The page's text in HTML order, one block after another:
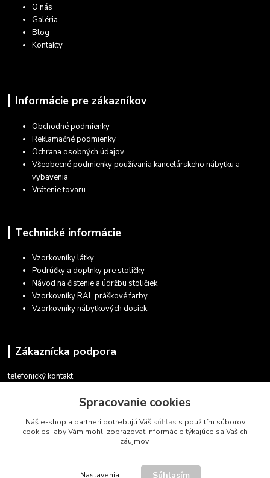
O nás
Galéria
Blog
Kontakty
Informácie pre zákazníkov
Obchodné podmienky
Reklamačné podmienky
Ochrana osobných údajov
Všeobecné podmienky používania kancelárskeho nábytku a
vybavenia
Vrátenie tovaru
Technické informácie
Vzorkovníky látky
Podrúčky a doplnky pre stoličky
Návod na čistenie a údržbu stoličiek
Vzorkovníky RAL práškové farby
Vzorkovníky nábytkových dosiek
Zákaznícka podpora
telefonický kontakt
v pracovných dňoch 08.30 - 16.00
obchod@marketsk.sk
Spracovanie cookies
Náš e-shop a partneri potrebujú Váš súhlas s použitím súborov
cookies, aby Vám mohli zobrazovať informácie týkajúce sa Vašich
záujmov.
Nastavenia Súhlasím